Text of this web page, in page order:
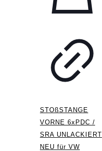
STOßSTANGE
VORNE 6xPDC /
SRA UNLACKIERT
NEU für VW